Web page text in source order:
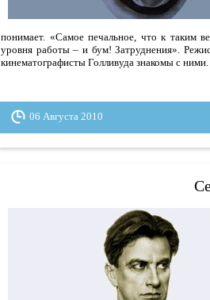
понимает. «Самое печальное, что к таким
уровня работы – и бум! Затруднения».
кинематографисты Голливуда знакомы с
06 Августа 2010